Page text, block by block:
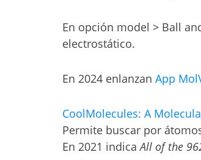
En opción model > Ball
electrostático.
En 2024 enlanzan App
CoolMolecules: A
Permite buscar por
En 2021 indicaAll of the